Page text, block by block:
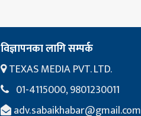
विज्ञापनका लागि सम्पर्क
TEXAS MEDIA PVT. LTD.
01-4115000, 9801230011
adv.sabaikhabar@gmail.com